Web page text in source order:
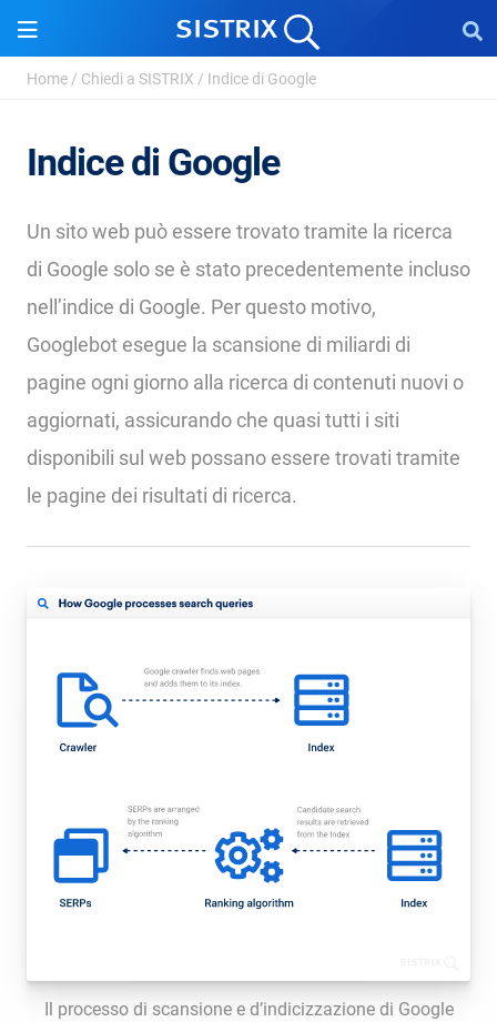
Home / Chiedi a SISTRIX / Indice di Google
Indice di Google
Un sito web può essere trovato tramite la ricerca
di Google solo se è stato precedentemente incluso
nell’indice di Google. Per questo motivo,
Googlebot esegue la scansione di miliardi di
pagine ogni giorno alla ricerca di contenuti nuovi o
aggiornati, assicurando che quasi tutti i siti
disponibili sul web possano essere trovati tramite
le pagine dei risultati di ricerca.
Il processo di scansione e d’indicizzazione di Google